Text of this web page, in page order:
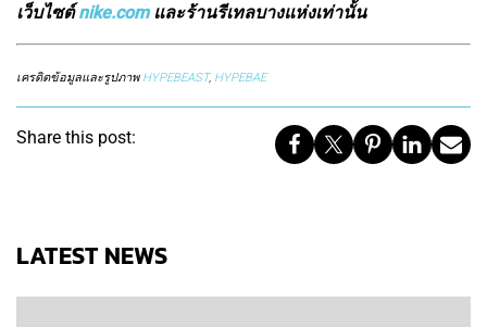
เว็บไซต์nike.comและร้านรีเทลบางแห่งเท่านั้น
เครดิตข้อมูลและรูปภาพ HYPEBEAST, HYPEBAE
Share this post:
LATEST NEWS